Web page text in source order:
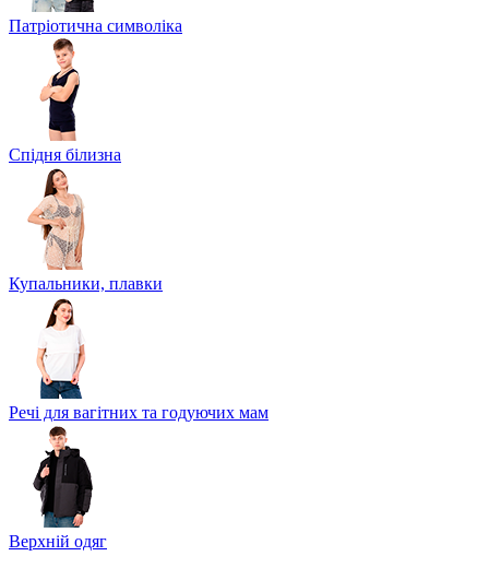
Патріотична символіка
Спідня білизна
Купальники, плавки
Речі для вагітних та годуючих мам
Верхній одяг